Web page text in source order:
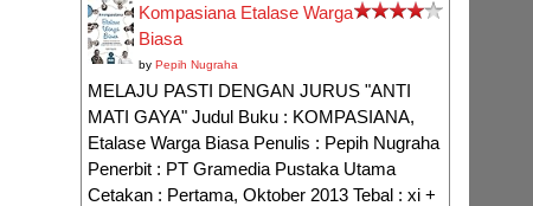
Kompasiana Etalase Warga
Biasa
by Pepih Nugraha
MELAJU PASTI DENGAN JURUS "ANTI
MATI GAYA" Judul Buku : KOMPASIANA,
Etalase Warga Biasa Penulis : Pepih Nugraha
Penerbit : PT Gramedia Pustaka Utama
Cetakan : Pertama, Oktober 2013 Tebal : xi +